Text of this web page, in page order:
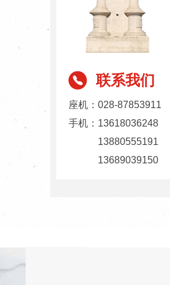
联系我们
座机：028-87853911
手机： 13618036248
13880555191
13689039150